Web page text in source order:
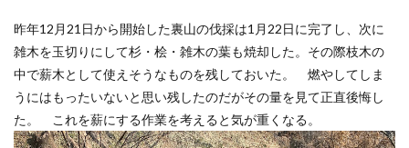
昨年12月21日から開始した裏山の伐採は1月22日に完了し、次に
雑木を玉切りにして杉・桧・雑木の葉も焼却した。その際枝木の
中で薪木として使えそうなものを残しておいた。 燃やしてしま
うにはもったいないと思い残したのだがその量を見て正直後悔し
た。 これを薪にする作業を考えると気が重くなる。